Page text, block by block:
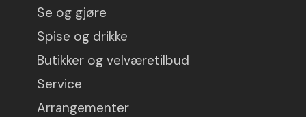
Se og gjøre
Spise og drikke
Butikker og velværetilbud
Service
Arrangementer